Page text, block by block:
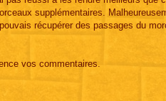
supplémentaires.
récupérer des passages du
vos commentaires.